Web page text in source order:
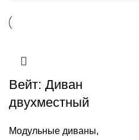
Вейт: Диван
двухместный
Модульные диваны,